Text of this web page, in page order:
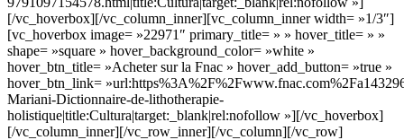
[/vc_hoverbox][/vc_column_inner][vc_column_inner width= »1/3″]
[vc_hoverbox image= »22971″ primary_title= » » hover_title= » »
shape= »square » hover_background_color= »white »
hover_btn_title= »Acheter sur la Fnac » hover_add_button= »true »
hover_btn_link=
Mariani-Dictionnaire-de-lithotherapie-
holistique|title:Cultura|target:_blank|rel:nofollow »][/vc_hoverbox]
[/vc_column_inner][/vc_row_inner][/vc_column][/vc_row]